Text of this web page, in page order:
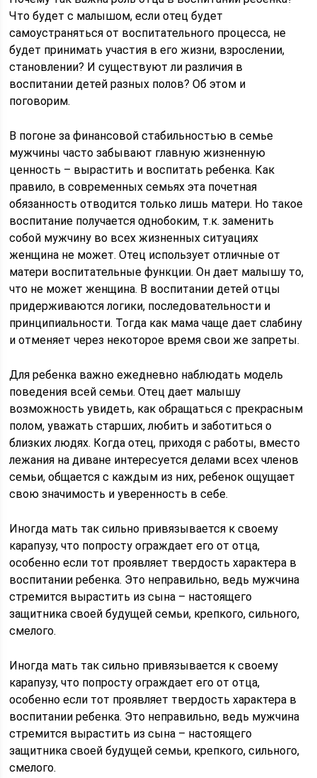
Что будет с малышом, если отец будет
самоустраняться от воспитательного процесса, не
будет принимать участия в его жизни, взрослении,
становлении? И существуют ли различия в
воспитании детей разных полов? Об этом и
поговорим.
В погоне за финансовой стабильностью в семье
мужчины часто забывают главную жизненную
ценность – вырастить и воспитать ребенка. Как
правило, в современных семьях эта почетная
обязанность отводится только лишь матери. Но такое
воспитание получается однобоким, т.к. заменить
собой мужчину во всех жизненных ситуациях
женщина не может. Отец использует отличные от
матери воспитательные функции. Он дает малышу то,
что не может женщина. В воспитании детей отцы
придерживаются логики, последовательности и
принципиальности. Тогда как мама чаще дает слабину
и отменяет через некоторое время свои же запреты.
Для ребенка важно ежедневно наблюдать модель
поведения всей семьи. Отец дает малышу
возможность увидеть, как обращаться с прекрасным
полом, уважать старших, любить и заботиться о
близких людях. Когда отец, приходя с работы, вместо
лежания на диване интересуется делами всех членов
семьи, общается с каждым из них, ребенок ощущает
свою значимость и уверенность в себе.
Иногда мать так сильно привязывается к своему
карапузу, что попросту ограждает его от отца,
особенно если тот проявляет твердость характера в
воспитании ребенка. Это неправильно, ведь мужчина
стремится вырастить из сына – настоящего
защитника своей будущей семьи, крепкого, сильного,
смелого.
Иногда мать так сильно привязывается к своему
карапузу, что попросту ограждает его от отца,
особенно если тот проявляет твердость характера в
воспитании ребенка. Это неправильно, ведь мужчина
стремится вырастить из сына – настоящего
защитника своей будущей семьи, крепкого, сильного,
смелого.